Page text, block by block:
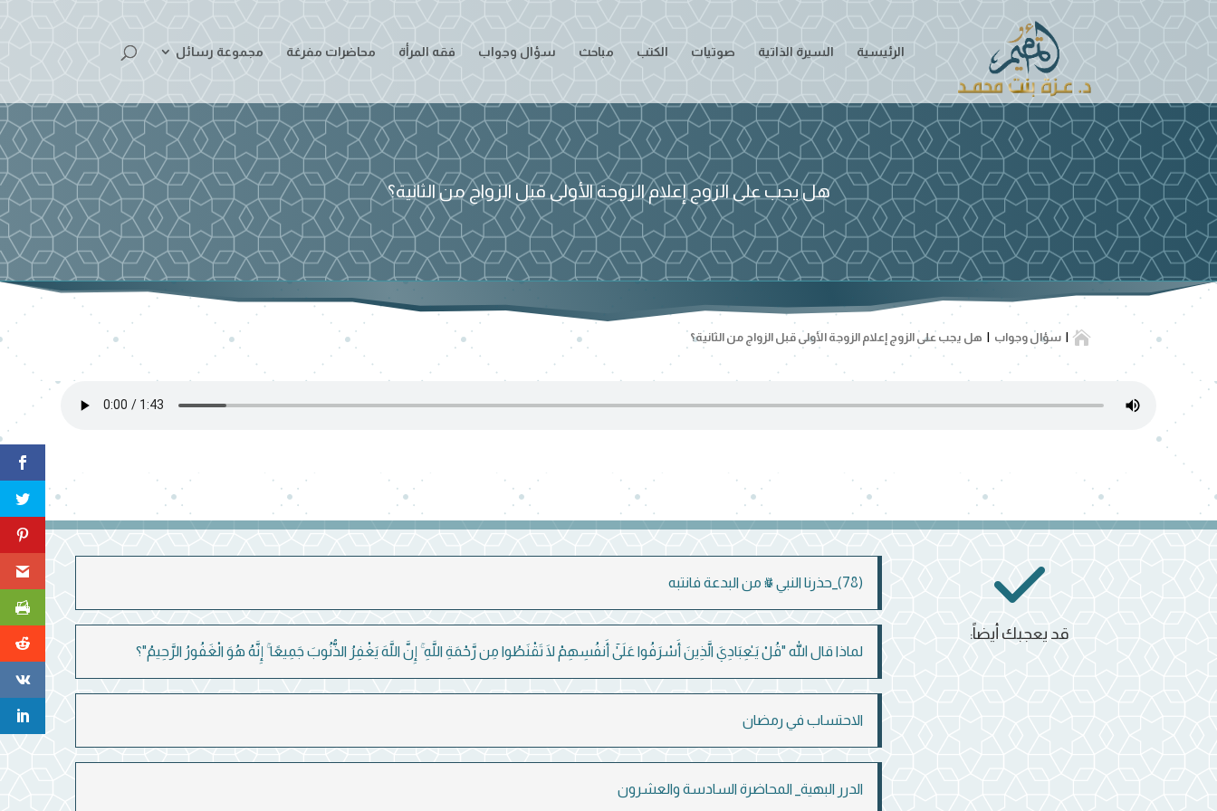
الرئيسية السيرة الذاتية صوتيات الكتب مباحث سؤال وجواب فقه المرأة محاضرات مفرغة مجموعة رسائل
هل يجب على الزوج إعلام الزوجة الأولى قبل الزواج من الثانية؟
 سؤال وجواب هل يجب على الزوج إعلام الزوجة الأولى قبل الزواج من الثانية؟
(78)_حذرنا النبي ﷺ من البدعة فانتبه
لماذا قال الله "قُلْ يَـٰعِبَادِيَ الَّذِينَ أَسْرَفُوا عَلَىٰٓ أَنفُسِهِمْ لَا تَقْنَطُوا مِن رَّحْمَةِ اللَّهِ ۚ إِنَّ اللَّهَ يَغْفِرُ الذُّنُوبَ جَمِيعًا ۚ إِنَّهُ هُوَ الْغَفُورُ الرَّحِيمُ"؟
الاحتساب في رمضان
الدرر البهية_ المحاضرة السادسة والعشرون
قد يعجبك أيضاً: